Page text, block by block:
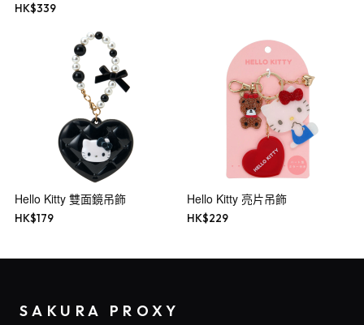
HK$339
Hello Kitty 雙面鏡吊飾
HK$179
Hello Kitty 亮片吊飾
HK$229
SAKURA PROXY